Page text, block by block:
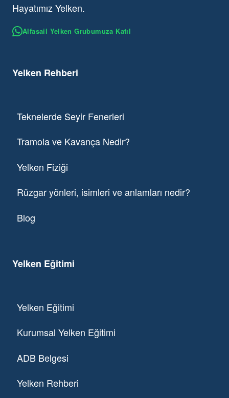
Hayatımız Yelken.
Alfasail Yelken Grubumuza Katıl
Yelken Rehberi
Teknelerde Seyir Fenerleri
Tramola ve Kavança Nedir?
Yelken Fiziği
Rüzgar yönleri, isimleri ve anlamları nedir?
Blog
Yelken Eğitimi
Yelken Eğitimi
Kurumsal Yelken Eğitimi
ADB Belgesi
Yelken Rehberi